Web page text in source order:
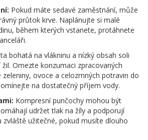
Pokud máte sedavé zaměstnání, může
průtok krve. Naplánujte si malé
během kterých vstanete, protáhnete
bohatá na vlákninu a nízký obsah soli
Omezte konzumaci zpracovaných
ovoce a celozrnných potravin do
na dostatečný příjem vody.
Kompresní punčochy mohou být
udržet tlak na žíly a podporují
zvláště užitečné, pokud musíte dlouho